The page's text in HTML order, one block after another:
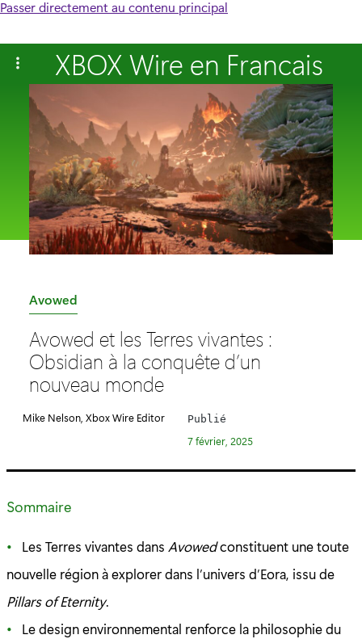
Passer directement au contenu principal
XBOX Wire en Francais
C
t
é
g
e
Avowed
Avowed et les Terres vivantes :
Obsidian à la conquête d’un
nouveau monde
Mike Nelson, Xbox Wire Editor Publié
7 février, 2025
Sommaire
Les Terres vivantes dans Avowedconstituent une toute
nouvelle région à explorer dans l’univers d’Eora, issu de
Pillars of Eternity.
Le design environnemental renforce la philosophie du